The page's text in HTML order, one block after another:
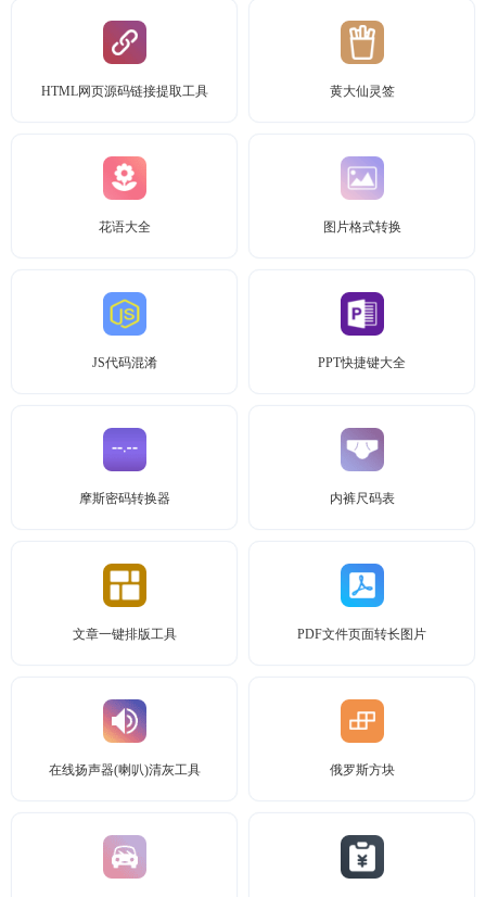
HTML网页源码链接提取工具 黄大仙灵签
花语大全 图片格式转换
JS代码混淆 PPT快捷键大全
摩斯密码转换器 内裤尺码表
文章一键排版工具 PDF文件页面转长图片
在线扬声器(喇叭)清灰工具 俄罗斯方块